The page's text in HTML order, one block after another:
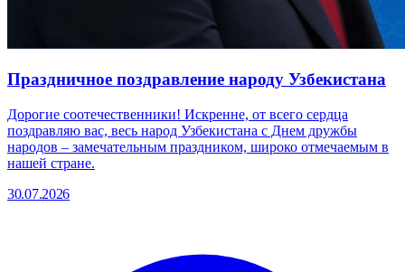
Праздничное поздравление народу Узбекистана
Дорогие соотечественники! Искренне, от всего сердца
поздравляю вас, весь народ Узбекистана с Днем дружбы
народов – замечательным праздником, широко отмечаемым в
нашей стране.
30.07.2026